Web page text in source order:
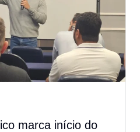
marca início do